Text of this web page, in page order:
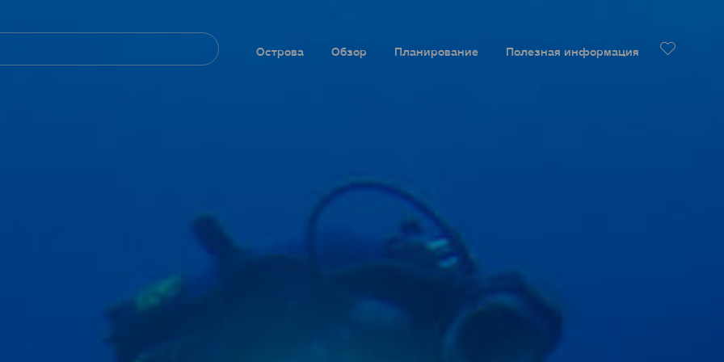
principalОстрова Обзор Планирование Полезная информация